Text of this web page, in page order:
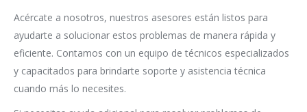
Acércate a nosotros, nuestros asesores están listos para
ayudarte a solucionar estos problemas de manera rápida y
eficiente. Contamos con un equipo de técnicos especializados
y capacitados para brindarte soporte y asistencia técnica
cuando más lo necesites.